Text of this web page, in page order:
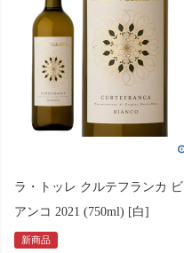
ラ・トッレ クルテフランカ ビ
アンコ 2021 (750ml) [白]
新商品